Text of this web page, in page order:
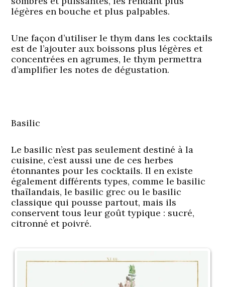
légères en bouche et plus palpables.
Une façon d’utiliser le thym dans les cocktails
est de l’ajouter aux boissons plus légères et
concentrées en agrumes, le thym permettra
d’amplifier les notes de dégustation.
Basilic
Le basilic n’est pas seulement destiné à la
cuisine, c’est aussi une de ces herbes
étonnantes pour les cocktails. Il en existe
également différents types, comme le basilic
thaïlandais, le basilic grec ou le basilic
classique qui pousse partout, mais ils
conservent tous leur goût typique : sucré,
citronné et poivré.